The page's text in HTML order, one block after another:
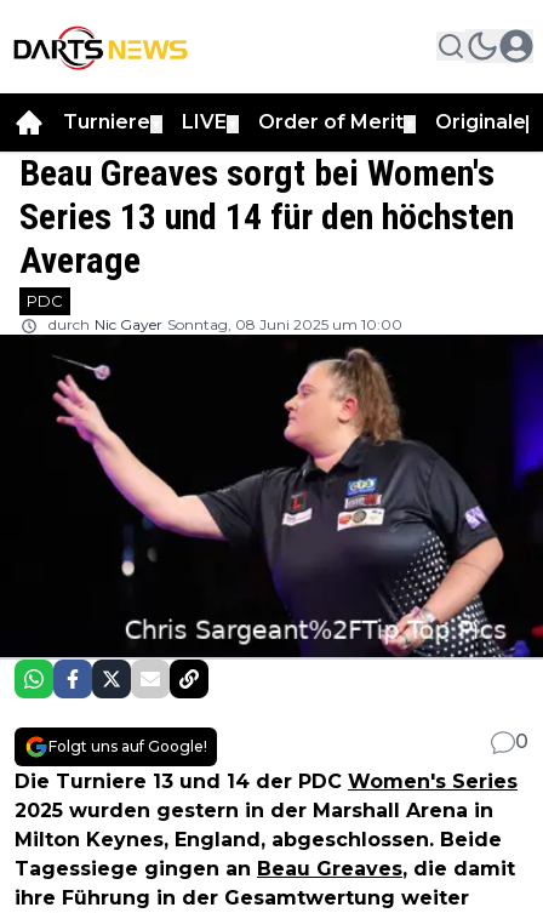
Turniere LIVE Order of Merit Originale
Beau Greaves sorgt bei Women's
Series 13 und 14 für den höchsten
Average
PDC
durch Nic Gayer Sonntag, 08 Juni 2025 um 10:00
Folgt uns auf Google!
0
Die Turniere 13 und 14 der PDC Women's Series
2025 wurden gestern in der Marshall Arena in
Milton Keynes, England, abgeschlossen. Beide
Tagessiege gingen an Beau Greaves, die damit
ihre Führung in der Gesamtwertung weiter